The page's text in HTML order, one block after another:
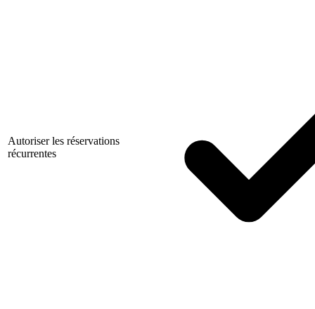
Autoriser les réservations
récurrentes